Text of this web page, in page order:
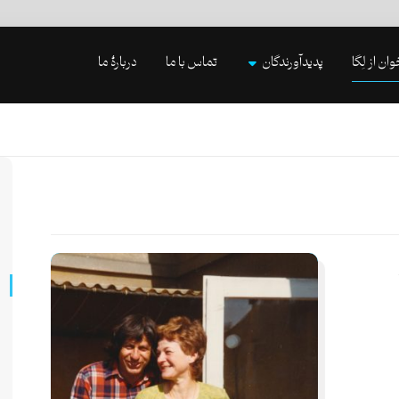
از لِگا پدیدآورندگان تماس با ما دربارۀ ما